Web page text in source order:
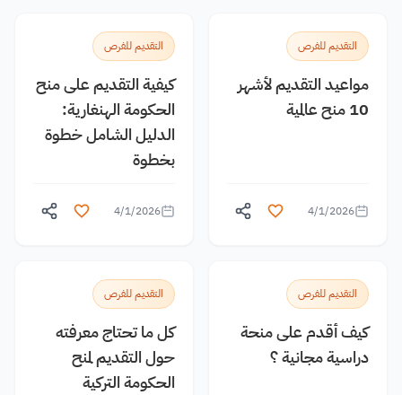
التقديم للفرص
مواعيد التقديم لأشهر
10 منح عالمية
4/1/2026
التقديم للفرص
كيفية التقديم على منح
الحكومة الهنغارية:
الدليل الشامل خطوة
بخطوة
4/1/2026
التقديم للفرص
كيف أقدم على منحة
دراسية مجانية ؟
التقديم للفرص
كل ما تحتاج معرفته
حول التقديم لمنح
الحكومة التركية